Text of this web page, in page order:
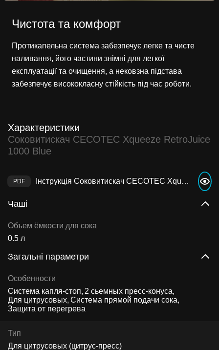
Чистота та комфорт
Протикапельна система забезпечує легке та чисте
наливання, його частини знімні для легкої
експлуатації та очищення, а нековзна підстава
забезпечує висококласну стійкість під час роботи.
Характеристики
Соковитискач CECOTEC Xqueeze RetroJuice
1000 Blue
Інструкція Соковитискач CECOTEC Xqueeze RetroJuice 1000 Blue
Чаші
Объем ёмкости для сока
0.5 л
Загальні параметри
Особенности
Система капля-стоп 2 сьемных пресс-конуса
Для цитрусовых Система прямой подачи сока
Защита от перегрева
Тип
Для цитрусовых (цитрус-пресс)